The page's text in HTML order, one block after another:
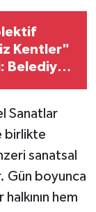
Kentler"
Belediye
Sanatlar
birlikte
sanatsal
Gün boyunca
hem